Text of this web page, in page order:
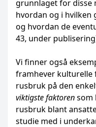
grunnlaget for disse
hvordan og i hvilken
og hvordan de
43, under
Vi finner også
framhever
rusbruk på den
viktigste faktorensom
rusbruk blant
studie med i